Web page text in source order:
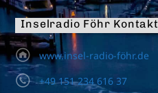
Inselradio Föhr Kontakt
www.insel-radio-föhr.de
+49 151 234 616 37